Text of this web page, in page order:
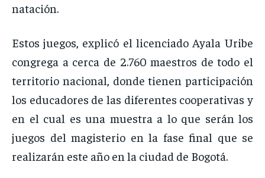
natación.
Estos juegos, explicó el licenciado Ayala Uribe
congrega a cerca de 2.760 maestros de todo el
territorio nacional, donde tienen participación
los educadores de las diferentes cooperativas y
en el cual es una muestra a lo que serán los
juegos del magisterio en la fase final que se
realizarán este año en la ciudad de Bogotá.